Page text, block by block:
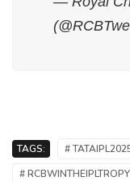
TAGS: #
# RCBWINTHEIPLTROPY